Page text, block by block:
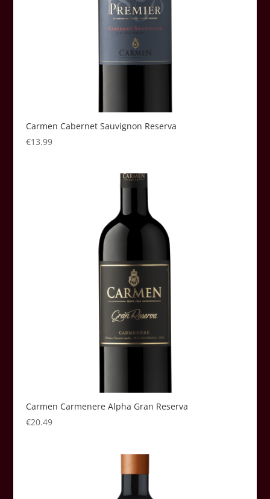
Carmen Cabernet Sauvignon Reserva
€13.99
Carmen Carmenere Alpha Gran Reserva
€20.49